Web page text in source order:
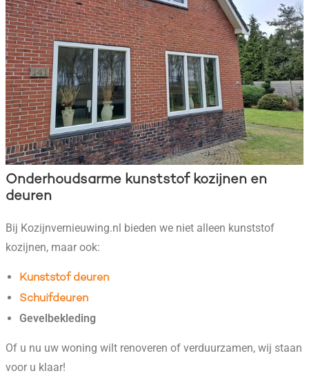
Onderhoudsarme kunststof kozijnen en
deuren
Bij Kozijnvernieuwing.nl bieden we niet alleen kunststof
kozijnen, maar ook:
Kunststof deuren
Schuifdeuren
Gevelbekleding
Of u nu uw woning wilt renoveren of verduurzamen, wij staan
voor u klaar!